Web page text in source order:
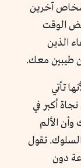
آخرين
الوقت
الذين
طيبين معك.
تأتي
أكبر في
الألم
السلوك. تقول
دون